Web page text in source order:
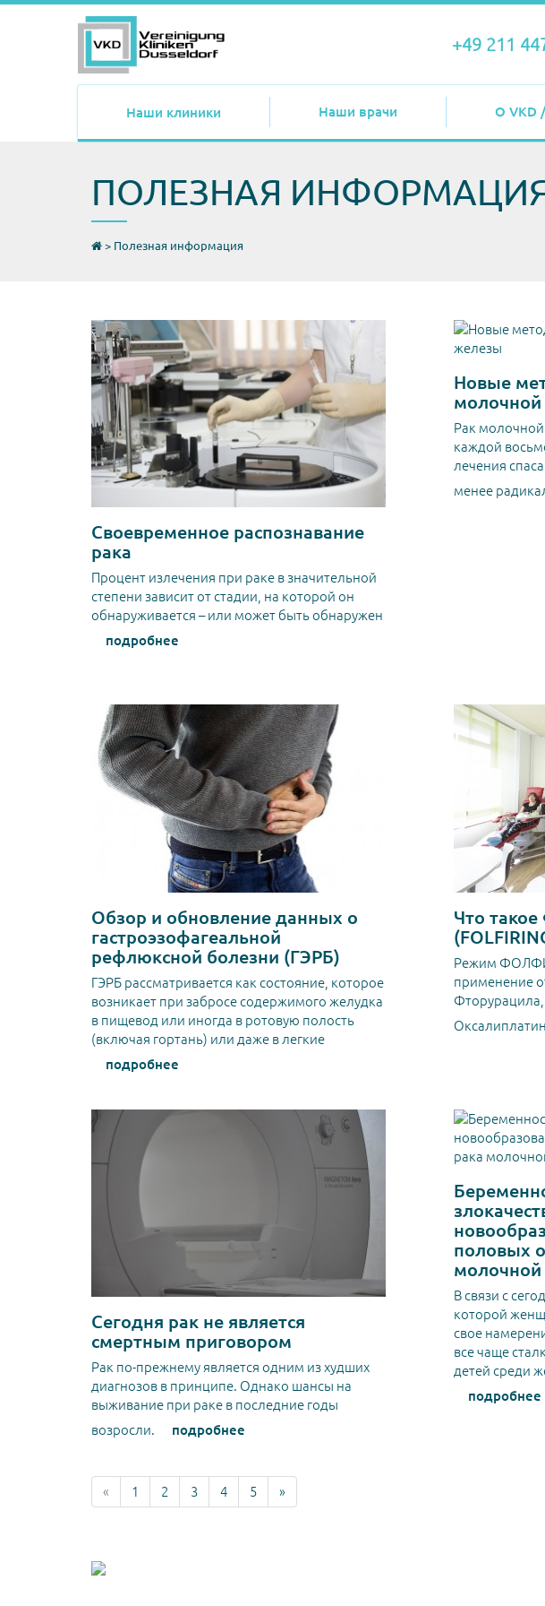
+49 211
Наши клиники Наши врачи О VKD
ПОЛЕЗНАЯ
> Полезная информация
Своевременное распознавание
рака
Процент излечения при раке в значительной
степени зависит от стадии, на которой он
обнаруживается – или может быть обнаружен
подробнее
Новые
Рак молочной
каждой
лечения
менее
Обзор и обновление данных о
гастроэзофагеальной
рефлюксной болезни (ГЭРБ)
ГЭРБ рассматривается как состояние, которое
возникает при забросе содержимого желудка
в пищевод или иногда в ротовую полость
(включая гортань) или даже в легкие
подробнее
Что
Режим
применение
Сегодня рак не является
смертным приговором
Рак по-прежнему является одним из худших
диагнозов в принципе. Однако шансы на
выживание при раке в последние годы
возросли.
подробнее
половых
В связи с
которой
свое
все чаще
детей среди
подробнее
« 1 2 3 4 5 »